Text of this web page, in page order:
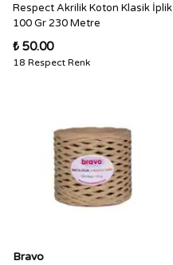
Respect Akrilik Koton Klasik İplik
100 Gr 230 Metre
₺ 50.00
18 Respect Renk
Bravo